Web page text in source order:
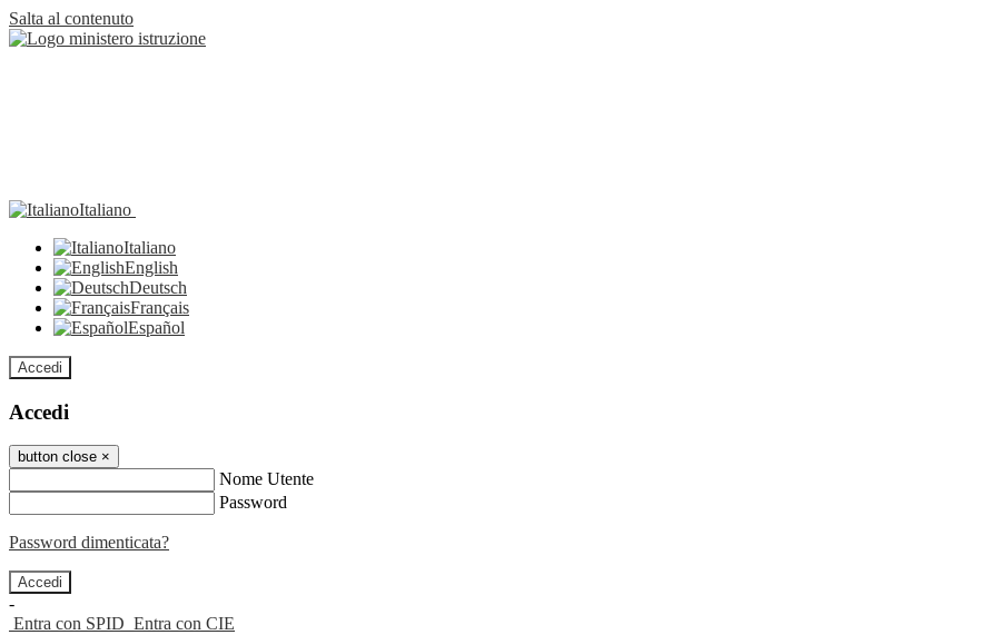
Salta al contenuto
Italiano
Italiano
English
Deutsch
Français
Español
Accedi
Accedi
button close ×
Nome Utente
Password
Password dimenticata?
-
Entra con SPID Entra con CIE